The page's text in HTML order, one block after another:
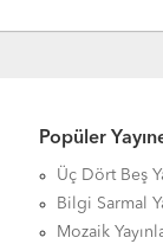
Popüler
Üç Dört Beş
Bilgi Sarmal
Mozaik